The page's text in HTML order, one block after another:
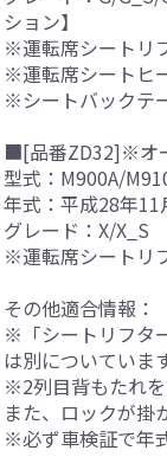
ション】
※運転席シートリ
※運転席シートヒ
※シートバックテ
■[品番ZD32]※オ
型式：M900A/
年式：平成28年11
グレード：X/X_S
※運転席シートリ
その他適合情報：
※「シートリフタ
は別についていま
※2列目背もたれを
また、ロックが掛
※必ず車検証で年